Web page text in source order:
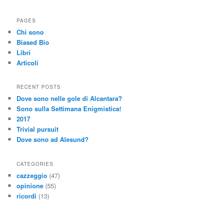
PAGES
Chi sono
Biased Bio
Libri
Articoli
RECENT POSTS
Dove sono nelle gole di Alcantara?
Sono sulla Settimana Enigmistica!
2017
Trivial pursuit
Dove sono ad Alesund?
CATEGORIES
cazzeggio (47)
opinione (55)
ricordi (13)